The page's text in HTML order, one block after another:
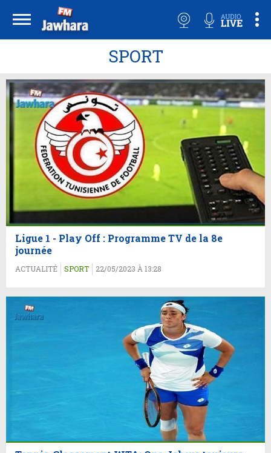
SPORT
Ligue 1 - Play Off : Programme TV de la 8e
journée
ACTUALITÉ SPORT 22/05/2023 À 13:28